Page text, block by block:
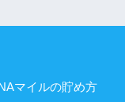
マイルの貯め方